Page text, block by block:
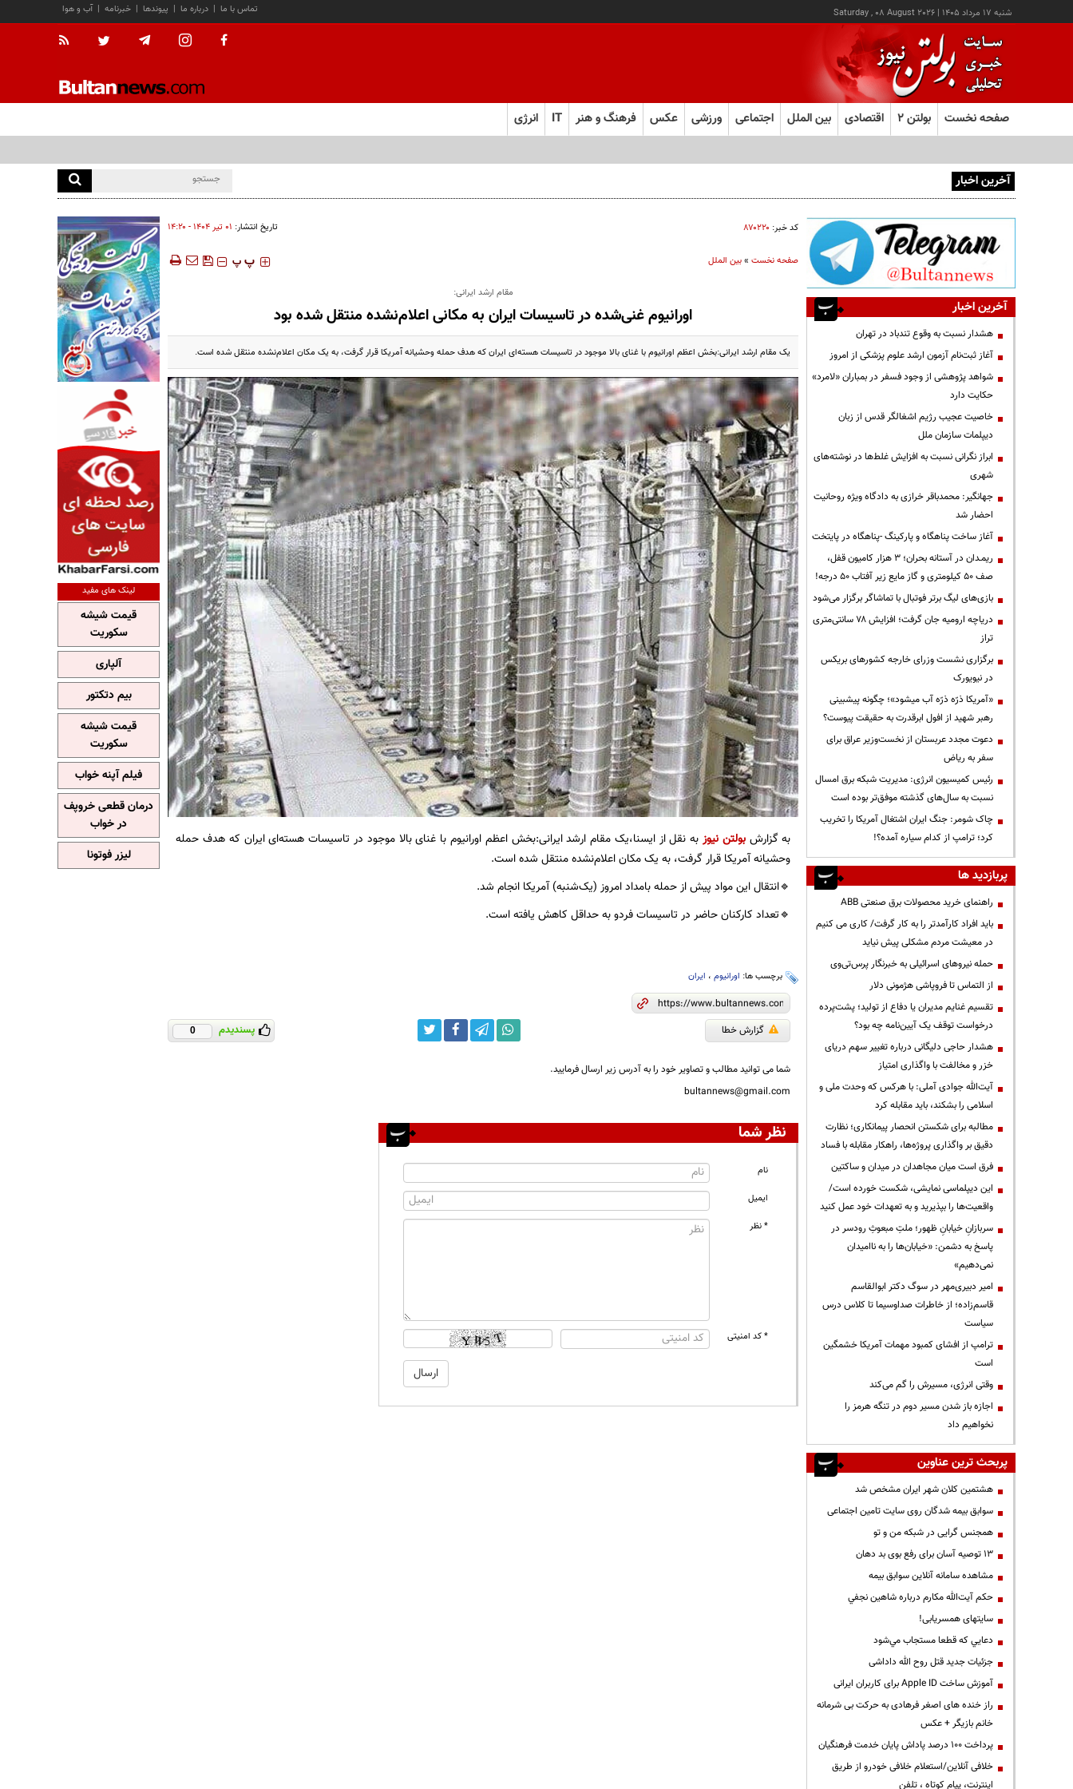
شنبه ۱۷ مرداد ۱۴۰۵ |
Saturday , 08 August 2026 آب و هوا | خبرنامه | پیوندها | درباره ما | تماس با ما
صفحه نخست بولتن ۲ اقتصادی بین الملل اجتماعی ورزشی عکس فرهنگ و هنر IT انرژی
آخرین اخبار
کد خبر: ۸۷۰۲۲۰ تاریخ انتشار: ۰۱ تير ۱۴۰۴ - ۱۴:۲۰
صفحه نخست»بین الملل ‍‍‍ پ پ
مقام ارشد ایرانی:
اورانیوم غنی‌شده در تاسیسات ایران به مکانی اعلام‌نشده منتقل شده بود
یک مقام ارشد ایرانی:بخش اعظم اورانیوم با غنای بالا موجود در تاسیسات هسته‌ای ایران که هدف حمله وحشیانه آمریکا قرار گرفت، به یک مکان اعلام‌نشده منتقل شده است.
به گزارشبولتن نیوز به نقل از ایسنا،یک مقام ارشد ایرانی:بخش اعظم اورانیوم با غنای بالا موجود در تاسیسات هسته‌ای ایران که هدف حمله
وحشیانه آمریکا قرار گرفت، به یک مکان اعلام‌نشده منتقل شده است.
🔹️انتقال این مواد پیش از حمله بامداد امروز (یک‌شنبه) آمریکا انجام شد.
🔹️تعداد کارکنان حاضر در تاسیسات فردو به حداقل کاهش یافته است.
برچسب ها: اورانیوم، ایران
گزارش خطا پسندیدم 0
شما می توانید مطالب و تصاویر خود را به آدرس زیر ارسال فرمایید.
bultannews@gmail.com
نظر شما
نام
ایمیل
* نظر
* کد امنیتی
آخرین اخبار
هشدار نسبت به وقوع تندباد در تهران
آغاز ثبت‌نام آزمون ارشد علوم پزشکی از امروز
شواهد پژوهشی از وجود فسفر در بمباران «لامرد»
حکایت دارد
خاصیت عجیب رژیم اشغالگر قدس از زبان
دیپلمات سازمان ملل
ابراز نگرانی نسبت به افزایش غلط‌ها در نوشته‌های
شهری
جهانگیر: محمدباقر خرازی به دادگاه ویژه روحانیت
احضار شد
آغاز ساخت پناهگاه و پارکینگ -پناهگاه در پایتخت
ریمـدان در آستانه بحران؛ ۳ هزار کامیون قفل،
صف ۵۰ کیلومتری و گاز مایع زیر آفتاب ۵۰ درجه!
بازی‌های لیگ برتر فوتبال با تماشاگر برگزار می‌شود
دریاچه ارومیه جان گرفت؛ افزایش ۷۸ سانتی‌متری
تراز
برگزاری نشست وزرای خارجه کشورهای بریکس
در نیویورک
«آمریکا ذرّه ذرّه آب میشود»؛ چگونه پیشبینی
رهبر شهید از افول ابرقدرت به حقیقت پیوست؟
دعوت مجدد عربستان از نخست‌وزیر عراق برای
سفر به ریاض
رئیس کمیسیون انرژی: مدیریت شبکه برق امسال
نسبت به سال‌های گذشته موفق‌تر بوده است
چاک شومر: جنگ ایران اشتغال آمریکا را تخریب
کرد؛ ترامپ از کدام سیاره آمده؟!
پربازدید ها
راهنمای خرید محصولات برق صنعتی ABB
باید افراد کارآمدتر را به کار گرفت/ کاری می کنیم
در معیشت مردم مشکلی پیش نیاید
حمله نیروهای اسرائیلی به خبرنگار پرس‌تی‌وی
از التماس تا فروپاشی هژمونی دلار
تقسیم غنایم مدیران یا دفاع از تولید؛ پشت‌پرده
درخواست توقف یک آیین‌نامه چه بود؟
هشدار حاجی دلیگانی درباره تغییر سهم دریای
خزر و مخالفت با واگذاری امتیاز
آیت‌الله جوادی آملی: با هرکس که وحدت ملی و
اسلامی را بشکند، باید مقابله کرد
مطالبه برای شکستن انحصار پیمانکاری؛ نظارت
دقیق بر واگذاری پروژه‌ها، راهکار مقابله با فساد
فرق است میان مجاهدان در میدان و ساکتین
این دیپلماسی نمایشی، شکست خورده است/
واقعیت‌ها را بپذیرید و به تعهدات خود عمل کنید
سربازانِ خیابانِ ظهور؛ ملتِ مبعوثِ رودسر در
پاسخ به دشمن: «خیابان‌ها را به ناامیدان
نمی‌دهیم»
امیر دبیری‌مهر در سوگ دکتر ابوالقاسم
قاسم‌زاده؛ از خاطرات صداوسیما تا کلاس درس
سیاست
ترامپ از افشای کمبود مهمات آمریکا خشمگین
است
وقتی انرژی، مسیرش را گم می‌کند
اجازه باز شدن مسیر دوم در تنگه هرمز را
نخواهیم داد
پربحث ترین عناوین
هشتمین کلان شهر ایران مشخص شد
سوابق بیمه شدگان روی سایت تامین اجتماعی
همجنس گرایی در شبکه من و تو
13 توصیه آسان برای رفع بوی بد دهان
مشاهده سامانه آنلاين سوابق بیمه
حكم آيت‌الله مكارم درباره شاهين نجفي
سایتهای همسریابی!
دعايي كه قطعا مستجاب مي‌شود
جزئیات جدید قتل روح الله داداشی
آموزش ساخت Apple ID برای کاربران ایرانی
راز خنده های اصغر فرهادی به حرکت بی شرمانه
خانم بازیگر + عکس
پرداخت ۱۰۰ درصد پاداش پایان خدمت فرهنگیان
خلافی آنلاین/استعلام خلافی خودرو از طریق
اینترنت، پیام کوتاه ، تلفن
لینک های مفید
قیمت شیشه
سکوریت
آلپاری
بیم دتکتور
قیمت شیشه
سکوریت
فیلم آپنه خواب
درمان قطعی خروپف
در خواب
لیزر فوتونا